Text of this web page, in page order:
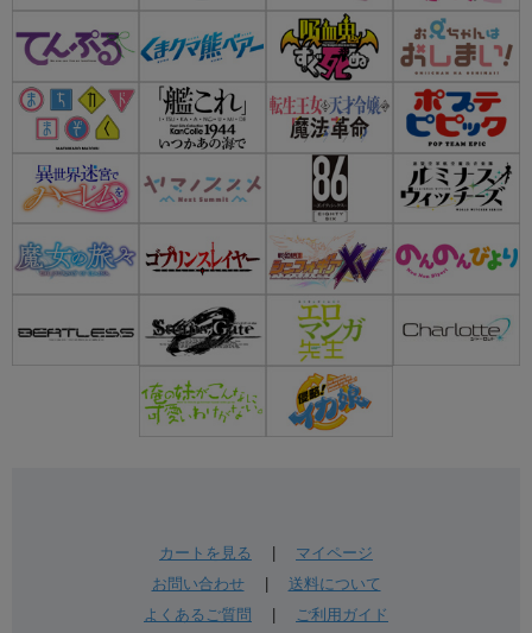
カートを見る
マイページ
お問い合わせ| 送料について
よくあるご質問
ご利用ガイド